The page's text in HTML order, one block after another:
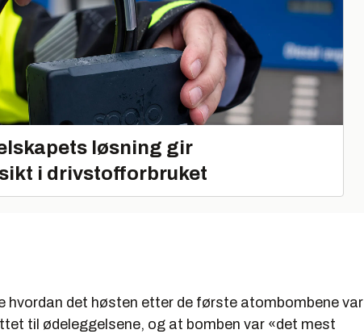
løsning gir
i drivstofforbruket
hvordan det høsten etter de første atombombene var
til ødeleggelsene, og at bomben var «det mest